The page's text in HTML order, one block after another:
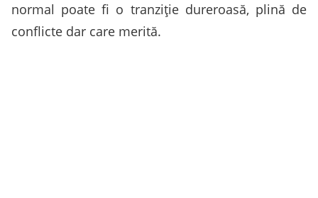
normal poate fi o tranziție dureroasă, plină de
conflicte dar care merită.